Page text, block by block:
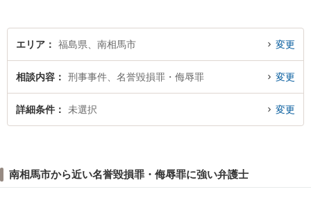
エリア 福島県、南相馬市 変更
相談内容 刑事事件、名誉毀損罪・侮辱罪 変更
詳細条件 未選択 変更
南相馬市から近い名誉毀損罪・侮辱罪に強い弁護士